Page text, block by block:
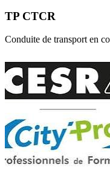
TP CTCR
Conduite de transport en